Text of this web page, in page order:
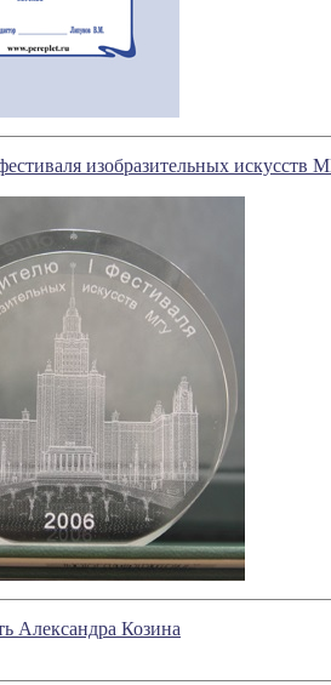
изобразительных искусств
Александра Козина